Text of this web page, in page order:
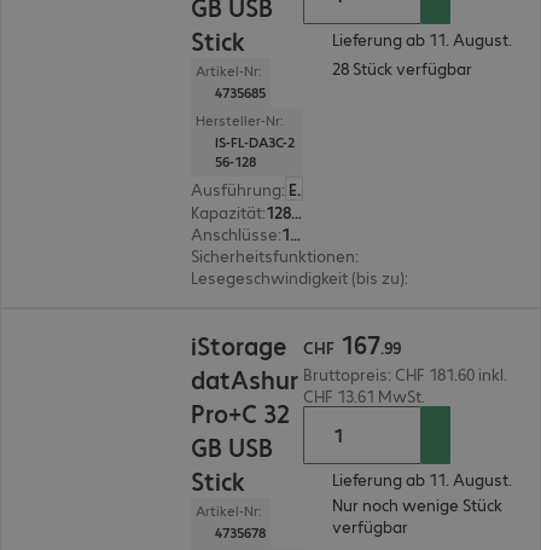
GB USB
Stick
Artikel-Nr:
4735685
Hersteller-Nr:
IS-FL-DA3C-2
56-128
Ausführung:
Europäisch
Kapazität:
128 GB
Anschlüsse: 1 x USB 3.2 Typ C
Sicherheitsfunktionen:
Lesegeschwindigkeit (bis zu):
Lieferung ab 11. August.
28 Stück verfügbar
iStorage
datAshur
Pro+C 32
GB USB
Stick
Artikel-Nr:
4735678
CHF 167.99
Bruttopreis: CHF 181.60 inkl.
CHF 13.61 MwSt.
Lieferung ab 11. August.
Nur noch wenige Stück
verfügbar